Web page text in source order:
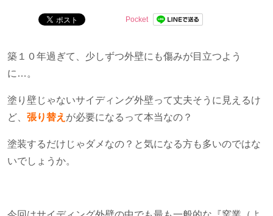
Pocket
築１０年過ぎて、少しずつ外壁にも傷みが目立つよう
に…。
塗り壁じゃないサイディング外壁って丈夫そうに見えるけ
ど、 張り替え が必要になるって本当なの？
塗装するだけじゃダメなの？と気になる方も多いのではな
いでしょうか。